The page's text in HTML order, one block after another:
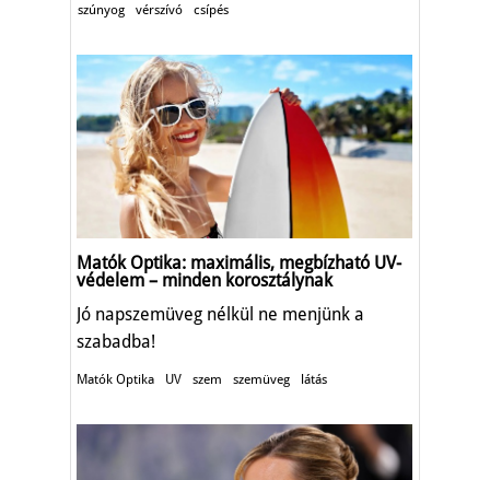
szúnyog vérszívó csípés
Matók Optika: maximális, megbízható UV-
védelem – minden korosztálynak
Jó napszemüveg nélkül ne menjünk a
szabadba!
Matók Optika UV szem szemüveg látás